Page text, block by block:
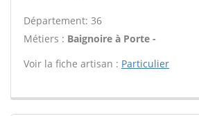
Département: 36
Métiers : Baignoire à Porte -
Voir la fiche artisan : Particulier